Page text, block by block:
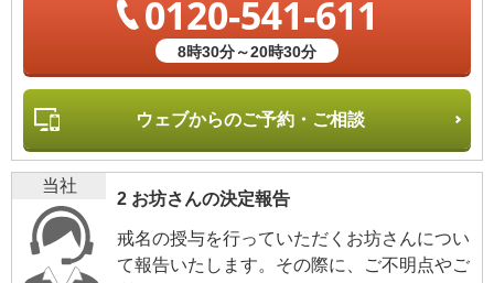
0120-541-611
8時30分～20時30分
ウェブからのご予約・ご相談
当社
2 お坊さんの決定報告
戒名の授与を行っていただくお坊さんについ
て報告いたします。その際に、ご不明点やご